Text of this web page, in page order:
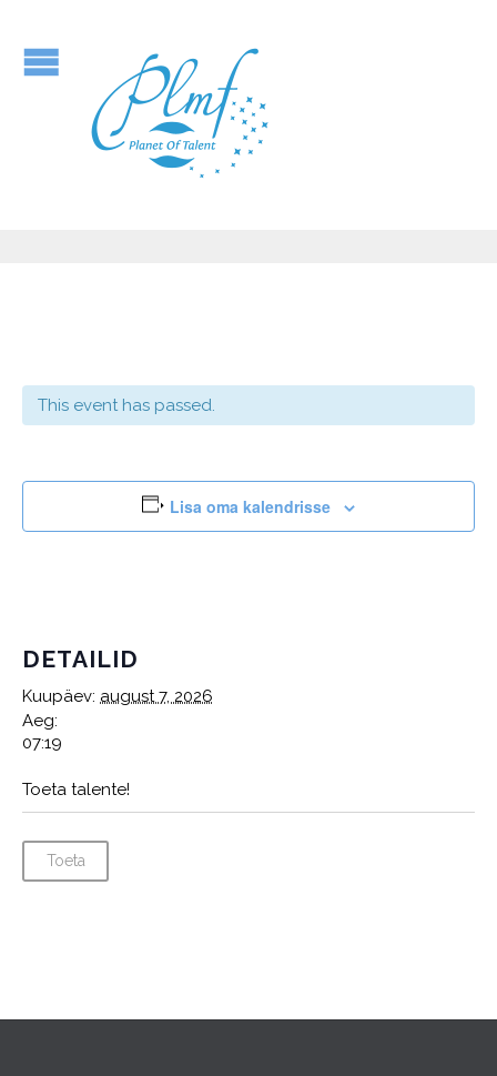
This event has passed.
Lisa oma kalendrisse
DETAILID
Kuupäev: august 7, 2026
Aeg:
07:19
Toeta talente!
Toeta